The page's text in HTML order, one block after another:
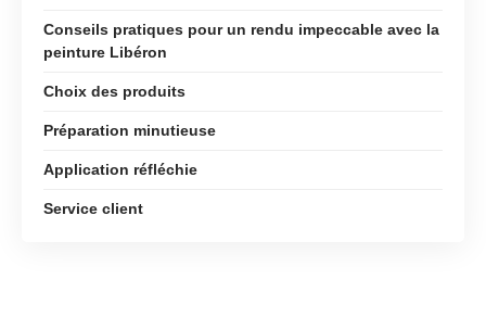
Conseils pratiques pour un rendu impeccable avec la
peinture Libéron
Choix des produits
Préparation minutieuse
Application réfléchie
Service client